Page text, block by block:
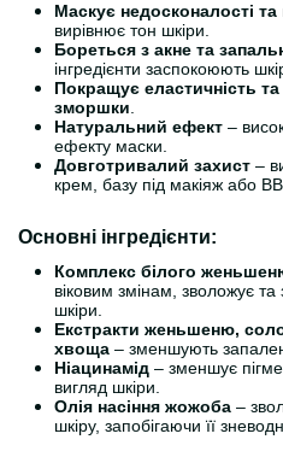
Маскує недосконалості та
вирівнює тон шкіри.
Бореться з акне та
інгредієнти заспокоюють
Покращує еластичність
зморшки
Натуральний ефект –
ефекту маски.
Довготривалий захист –
крем, базу під макіяж або
Основні інгредієнти:
Комплекс білого
віковим змінам, зволожує
шкіри.
Екстракти женьшеню,
хвоща – зменшують
Ніацинамід – зменшує
вигляд шкіри.
Олія насіння жожоба –
шкіру, запобігаючи її